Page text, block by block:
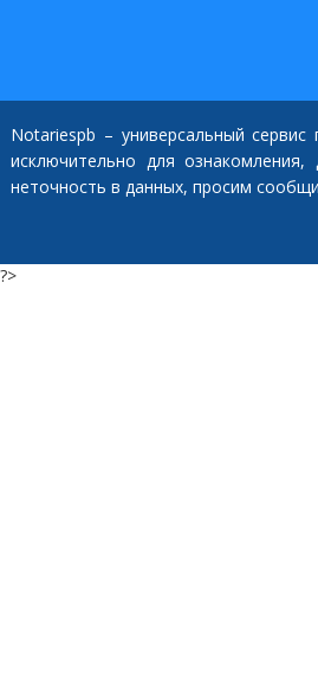
Notariespb – универсальный
исключительно для
неточность в данных, просим
?>